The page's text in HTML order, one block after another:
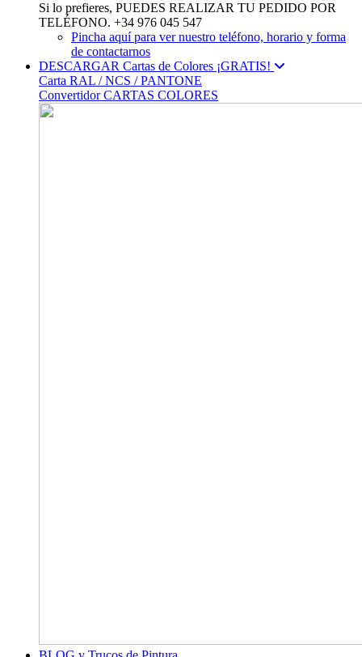
Si lo prefieres, PUEDES REALIZAR TU PEDIDO POR
TELÉFONO. +34 976 045 547
Pincha aquí para ver nuestro teléfono, horario y forma
de contactarnos
DESCARGAR Cartas de Colores ¡GRATIS!
Carta RAL / NCS / PANTONE
Convertidor CARTAS COLORES